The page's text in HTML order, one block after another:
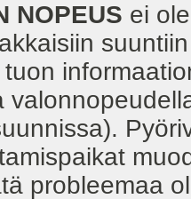
NOPEUS ei
probleemaa